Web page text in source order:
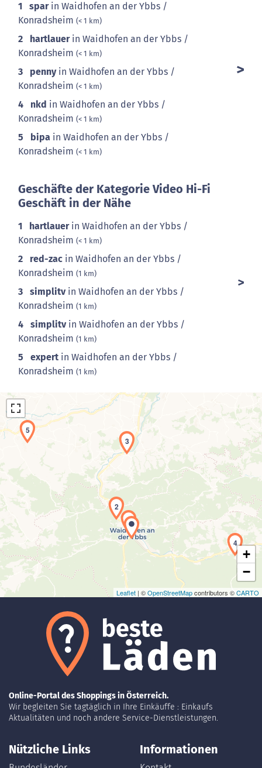
1 sparin Waidhofen an der Ybbs /
Konradsheim (< 1 km)
2 hartlauerin Waidhofen an der Ybbs /
Konradsheim (< 1 km)
3 pennyin Waidhofen an der Ybbs /
Konradsheim (< 1 km)
4 nkd in Waidhofen an der Ybbs /
Konradsheim (< 1 km)
5 bipa in Waidhofen an der Ybbs /
Konradsheim (< 1 km)
Geschäfte der Kategorie Video Hi-Fi
Geschäft in der Nähe
1 hartlauerin Waidhofen an der Ybbs /
Konradsheim (< 1 km)
2 red-zac in Waidhofen an der Ybbs /
Konradsheim (1 km)
3 simplitvin Waidhofen an der Ybbs /
Konradsheim (1 km)
4 simplitvin Waidhofen an der Ybbs /
Konradsheim (1 km)
5 expert in Waidhofen an der Ybbs /
Konradsheim (1 km)
Laden der Karte...
1
2
3
4
5
+
−
Leaflet | ©OpenStreetMapcontributors ©CARTO
Online-Portal des Shoppings in Österreich.
Wir begleiten Sie tagtäglich in Ihre Einkäuffe : Einkaufs
Aktualitäten und noch andere Service-Dienstleistungen.
Nützliche Links Informationen